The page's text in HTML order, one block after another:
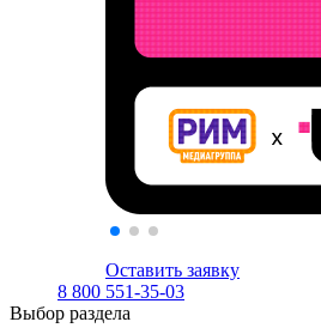
Оставить заявку
8 800 551-35-03
Выбор раздела